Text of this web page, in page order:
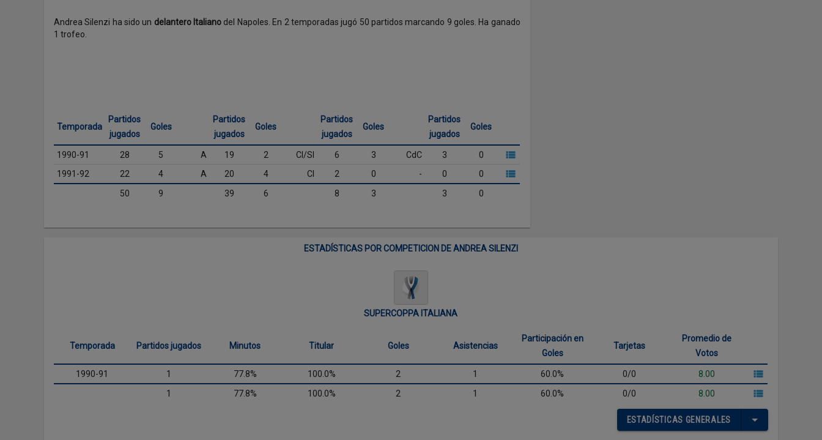
Andrea Silenzi ha sido un delantero Italiano del Napoles. En 2 temporadas jugó 50 partidos marcando 9 goles. Ha ganado
1 trofeo.
Temporada
Partidos
jugados
Goles
Partidos
jugados
Goles
Partidos
jugados
Goles
Partidos
jugados
Goles
1990-91 28 5 A 19 2 CI/SI 6 3 CdC 3
0
1991-92
22 4 A 20 4 CI 2 0 - 0
0
50
9 39 6 8 3 3 0
ESTADÍSTICAS POR COMPETICION DE ANDREA SILENZI
SUPERCOPPA ITALIANA
Temporada Partidos jugados Minutos Titular Goles Asistencias
Participación en
Goles
Tarjetas
Promedio de
Votos
1990-91 1 77.8% 100.0% 2 1 60.0% 0/0
8.00
1
77.8% 100.0% 2 1 60.0% 0/0 8.00
ESTADÍSTICAS GENERALES